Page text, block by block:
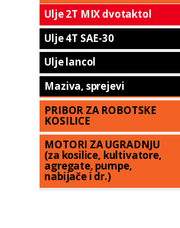
Ulje 2T MIX dvotaktol
Ulje 4T SAE-30
Ulje lancol
Maziva, sprejevi
PRIBOR ZA ROBOTSKE
KOSILICE
MOTORI ZA UGRADNJU
(za kosilice, kultivatore,
agregate, pumpe,
nabijače i dr.)